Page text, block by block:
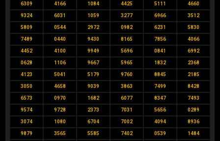
6309 4166 1084 4425 5111 4660
9324 6031 1059 3277 6966 3512
5809 0544 2972 0982 6231 5830
7489 0440 9430 8165 7856 4066
4452 4100 9949 5696 0841 6992
0628 1106 9667 5965 1832 2368
4123 5041 5179 9760 8845 2185
3050 4658 9039 3863 7499 8428
6573 0970 1682 6077 8347 7493
9574 9728 2373 7031 5656 0289
3074 1080 6704 7002 4094 8936
9879 3565 5585 7402 0539 1484